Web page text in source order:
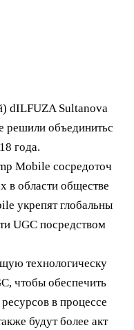
dILFUZA Sultanova
решили объединитьс
года.
Mobile сосредоточ
в области обществе
укрепят глобальны
UGC посредством
технологическу
чтобы обеспечить
в процессе
будут более акт